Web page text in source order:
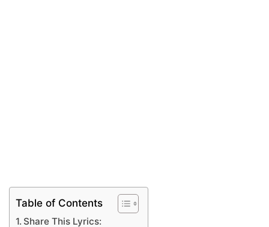
Table of Contents
Share This Lyrics: